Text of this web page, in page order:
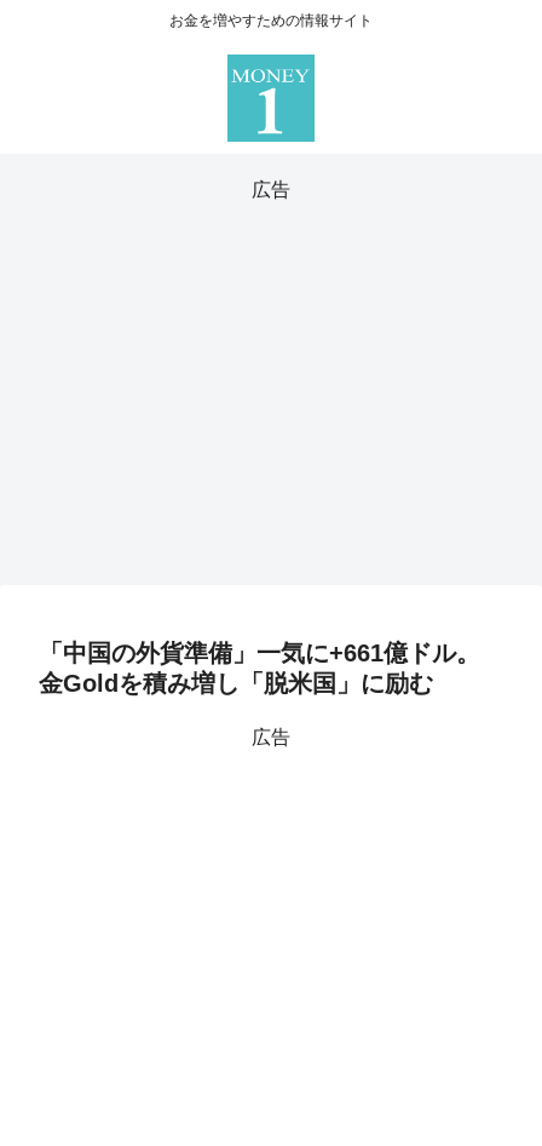
お金を増やすための情報サイト
広告
「中国の外貨準備」一気に+661億ドル。
金Goldを積み増し「脱米国」に励む
広告